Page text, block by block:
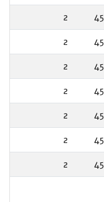
45
2
45
2
45
2
45
2
45
2
45
2
45
2